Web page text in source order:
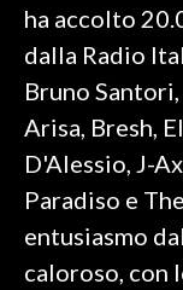
ALTRI SPORT
CULTURA
SPETTACOLI
GOSSIP
SALUTE
ha accolto
dalla Radio
Bruno
Arisa, Bresh,
D'Alessio, J-
Paradiso e
entusiasmo
caloroso, con